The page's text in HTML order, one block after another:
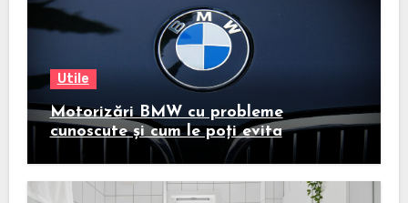
Utile
Motorizări BMW cu probleme
cunoscute și cum le poți evita